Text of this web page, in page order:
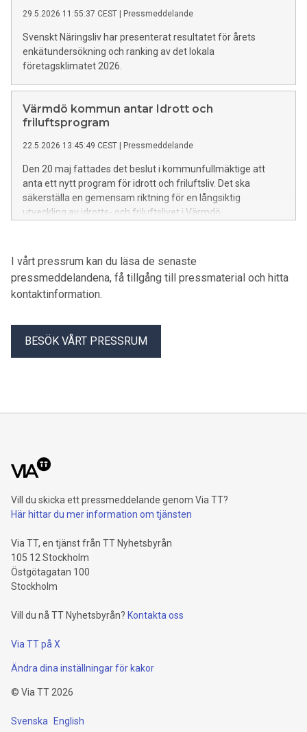
29.5.2026 11:55:37 CEST Pressmeddelande
Svenskt Näringsliv har presenterat resultatet för årets
enkätundersökning och ranking av det lokala
företagsklimatet 2026.
Värmdö kommun antar Idrott och
friluftsprogram
22.5.2026 13:45:49 CEST Pressmeddelande
Den 20 maj fattades det beslut i kommunfullmäktige att
anta ett nytt program för idrott och friluftsliv. Det ska
säkerställa en gemensam riktning för en långsiktig
utveckling av idrotts- och friluftslivet i Värmdö.
I vårt pressrum kan du läsa de senaste
pressmeddelandena, få tillgång till pressmaterial och hitta
kontaktinformation.
BESÖK VÅRT PRESSRUM
Vill du skicka ett pressmeddelande genom Via TT?
Här hittar du mer information om tjänsten
Via TT, en tjänst från TT Nyhetsbyrån
105 12 Stockholm
Östgötagatan 100
Stockholm
Vill du nå TT Nyhetsbyrån? Kontakta oss
Via TT på X
Ändra dina inställningar för kakor
© Via TT 2026
Svenska English